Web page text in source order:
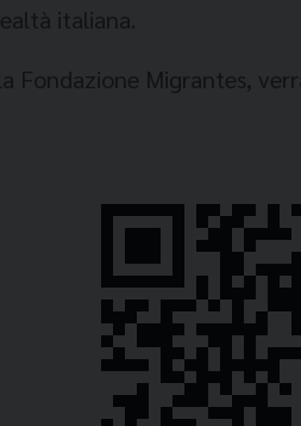
italiana.
Fondazione Migrantes,